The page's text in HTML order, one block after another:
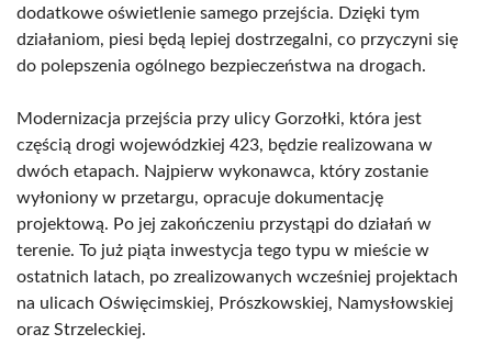
dodatkowe oświetlenie samego przejścia. Dzięki tym
działaniom, piesi będą lepiej dostrzegalni, co przyczyni się
do polepszenia ogólnego bezpieczeństwa na drogach.
Modernizacja przejścia przy ulicy Gorzołki, która jest
częścią drogi wojewódzkiej 423, będzie realizowana w
dwóch etapach. Najpierw wykonawca, który zostanie
wyłoniony w przetargu, opracuje dokumentację
projektową. Po jej zakończeniu przystąpi do działań w
terenie. To już piąta inwestycja tego typu w mieście w
ostatnich latach, po zrealizowanych wcześniej projektach
na ulicach Oświęcimskiej, Prószkowskiej, Namysłowskiej
oraz Strzeleckiej.